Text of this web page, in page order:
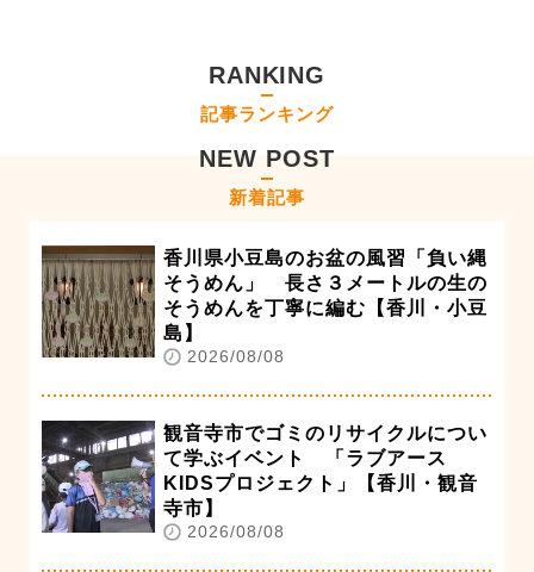
RANKING
記事ランキング
NEW POST
新着記事
香川県小豆島のお盆の風習「負い縄
そうめん」 長さ３メートルの生の
そうめんを丁寧に編む【香川・小豆
島】
2026/08/08
観音寺市でゴミのリサイクルについ
て学ぶイベント 「ラブアース
KIDSプロジェクト」【香川・観音
寺市】
2026/08/08